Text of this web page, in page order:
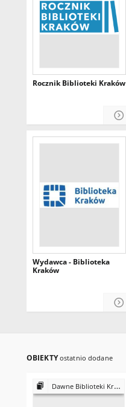
Rocznik Biblioteki Kraków
Wydawca - Biblioteka
Kraków
OBIEKTYostatnio dodane
Dawne Biblioteki Krakowa